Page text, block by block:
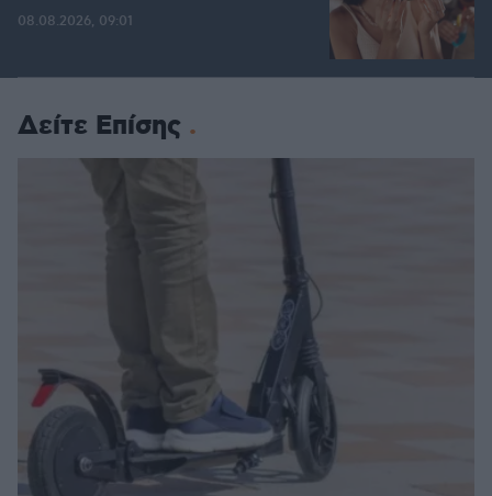
08.08.2026, 09:01
Δείτε Επίσης